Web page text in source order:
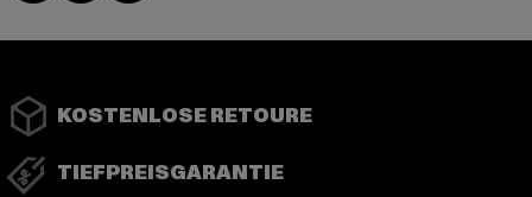
KOSTENLOSE RETOURE
TIEFPREISGARANTIE